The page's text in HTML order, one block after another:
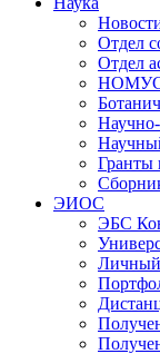
Отдел
Отдел
Гранты
ЭИОС
ЭБС
Личный